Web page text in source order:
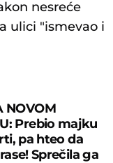
nesreće
ulici "ismevao i
NOVOM
Prebio majku
pa hteo da
Sprečila ga